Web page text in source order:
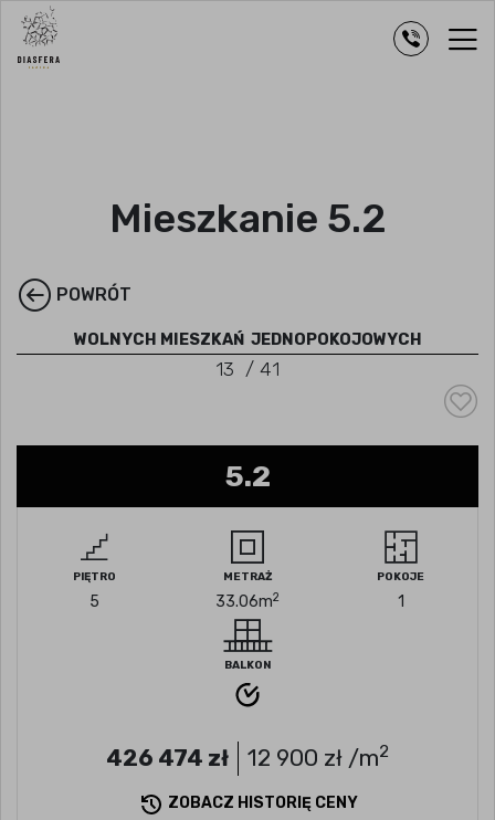
Mieszkanie 5.2
POWRÓT
WOLNYCH MIESZKAŃ JEDNOPOKOJOWYCH
13 / 41
5.2
PIĘTRO
5
METRAŻ
33.06m2
POKOJE
1
BALKON
426 474 zł 12 900 zł /m2
ZOBACZ HISTORIĘ CENY